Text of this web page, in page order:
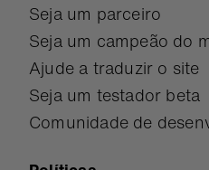
Seja um parceiro
Seja um campeão do
Ajude a traduzir o site
Seja um testador beta
Comunidade de